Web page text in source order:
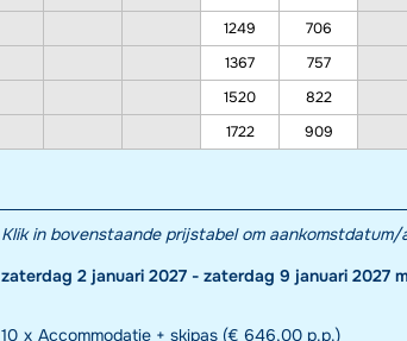
1249
706
1367
757
1520
822
1722
909
Klik in bovenstaande prijstabel om
zaterdag 2 januari 2027 - zaterdag 9 januari 2027
10 x Accommodatie + skipas (€ 646,00 p.p.)